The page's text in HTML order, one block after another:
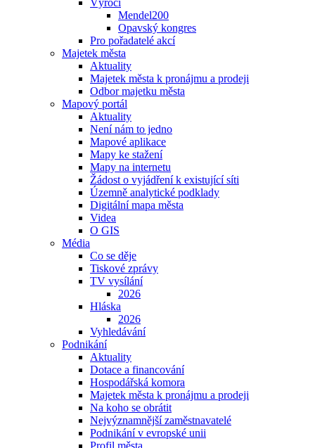
Výročí
Mendel200
Opavský kongres
Pro pořadatelé akcí
Majetek města
Aktuality
Majetek města k pronájmu a prodeji
Odbor majetku města
Mapový portál
Aktuality
Není nám to jedno
Mapové aplikace
Mapy ke stažení
Mapy na internetu
Žádost o vyjádření k existující síti
Územně analytické podklady
Digitální mapa města
Videa
O GIS
Média
Co se děje
Tiskové zprávy
TV vysílání
2026
Hláska
2026
Vyhledávání
Podnikání
Aktuality
Dotace a financování
Hospodářská komora
Majetek města k pronájmu a prodeji
Na koho se obrátit
Nejvýznamnější zaměstnavatelé
Podnikání v evropské unii